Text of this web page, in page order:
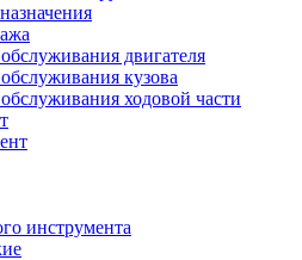
двигателя
кузова
ходовой части
инструмента